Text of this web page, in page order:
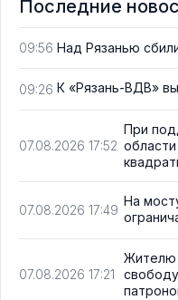
Последние
09:56 Над Рязанью
09:26 К «Рязань-ВДВ»
07.08.2026 17:52
При
07.08.2026 17:49
На
07.08.2026 17:21
Жителю